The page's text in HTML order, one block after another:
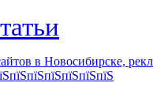
в Новосибирске,